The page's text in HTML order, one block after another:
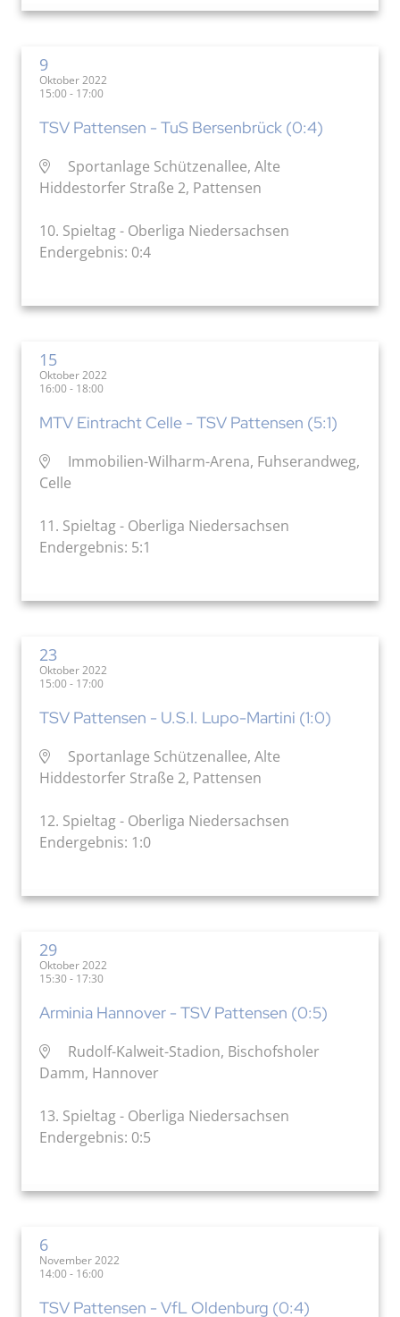
9
Oktober 2022
15:00 - 17:00
TSV Pattensen - TuS Bersenbrück (0:4)
Sportanlage Schützenallee, Alte
Hiddestorfer Straße 2, Pattensen
10. Spieltag - Oberliga Niedersachsen
Endergebnis: 0:4
15
Oktober 2022
16:00 - 18:00
MTV Eintracht Celle - TSV Pattensen (5:1)
Immobilien-Wilharm-Arena, Fuhserandweg,
Celle
11. Spieltag - Oberliga Niedersachsen
Endergebnis: 5:1
23
Oktober 2022
15:00 - 17:00
TSV Pattensen - U.S.I. Lupo-Martini (1:0)
Sportanlage Schützenallee, Alte
Hiddestorfer Straße 2, Pattensen
12. Spieltag - Oberliga Niedersachsen
Endergebnis: 1:0
29
Oktober 2022
15:30 - 17:30
Arminia Hannover - TSV Pattensen (0:5)
Rudolf-Kalweit-Stadion, Bischofsholer
Damm, Hannover
13. Spieltag - Oberliga Niedersachsen
Endergebnis: 0:5
6
November 2022
14:00 - 16:00
TSV Pattensen - VfL Oldenburg (0:4)